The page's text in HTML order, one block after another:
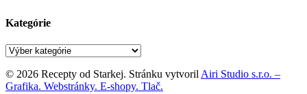
Kategórie
Kategórie
© 2026 Recepty od Starkej. Stránku vytvoril Airi Studio s.r.o. –
Grafika. Webstránky. E-shopy. Tlač.